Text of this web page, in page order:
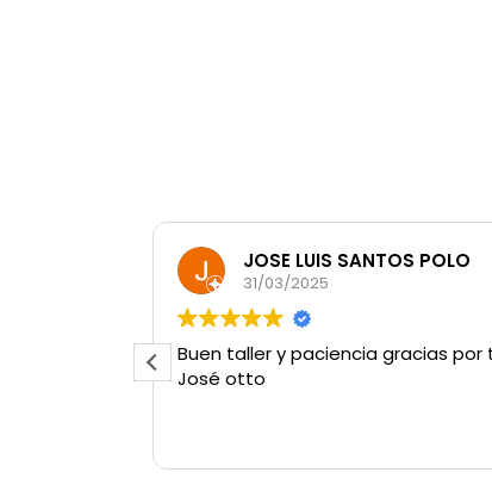
JOSE LUIS SANTOS POLO
31/03/2025
Buen taller y paciencia gracias por
José otto